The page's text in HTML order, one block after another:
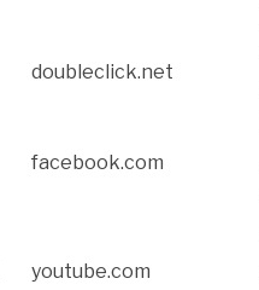
doubleclick.net
facebook.com
youtube.com